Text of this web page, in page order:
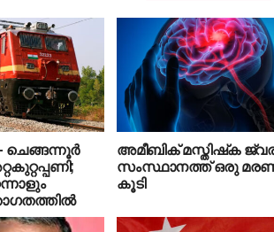
ചെങ്ങന്നൂര്‍ അമീബിക് മസ്തിഷ്‌ക
സംസ്ഥാനത്ത് ഒരു
കൂടി